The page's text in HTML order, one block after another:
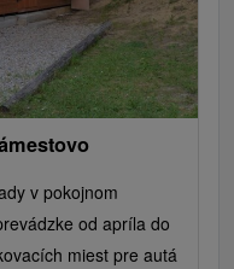
v pokojnom
od apríla do
miest pre autá